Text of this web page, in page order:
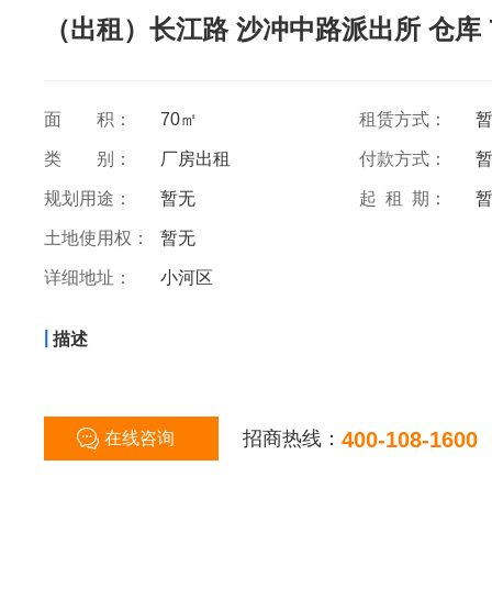
（出租）长江路 沙冲中路派出所 仓库
面 积： 70㎡ 租赁方式：
类 别： 厂房出租 付款方式：
规划用途： 暂无 起 租 期：
土地使用权： 暂无
详细地址： 小河区
描述
在线咨询 招商热线： 400-108-1600